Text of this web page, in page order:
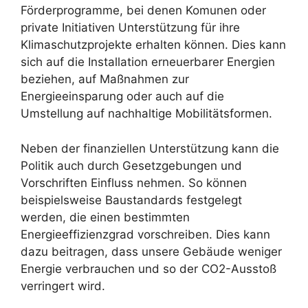
Förderprogramme, bei denen Komunen oder
private Initiativen Unterstützung für ihre
Klimaschutzprojekte erhalten können. Dies kann
sich auf die Installation erneuerbarer Energien
beziehen, auf Maßnahmen zur
Energieeinsparung oder auch auf die
Umstellung auf nachhaltige Mobilitätsformen.
Neben der finanziellen Unterstützung kann die
Politik auch durch Gesetzgebungen und
Vorschriften Einfluss nehmen. So können
beispielsweise Baustandards festgelegt
werden, die einen bestimmten
Energieeffizienzgrad vorschreiben. Dies kann
dazu beitragen, dass unsere Gebäude weniger
Energie verbrauchen und so der CO2-Ausstoß
verringert wird.